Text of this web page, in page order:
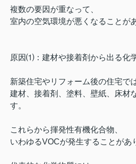
複数の要因が重なって、
室内の空気環境が悪くなることが
原因⑴：建材や接着剤から出る化
新築住宅やリフォーム後の住宅では
建材、接着剤、塗料、壁紙、床材
す。
これらから揮発性有機化合物、
いわゆるVOCが発生することがあ